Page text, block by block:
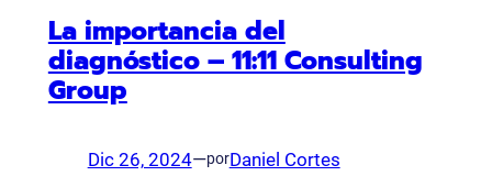
La importancia del
diagnóstico – 11:11 Consulting
Group
Dic 26, 2024—porDaniel Cortes